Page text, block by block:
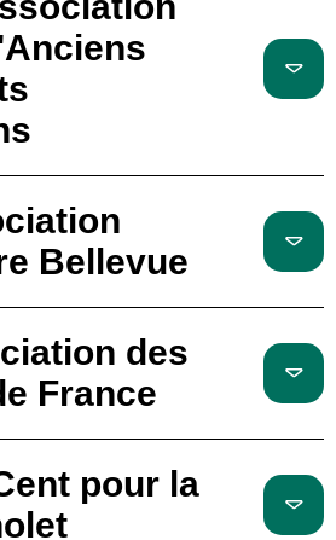
Bellevue
des
France
pour la